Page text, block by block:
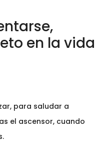
en la vida
para saludar a
el ascensor, cuando